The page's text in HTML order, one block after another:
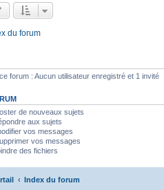
du forum
forum : Aucun utilisateur enregistré et 1 invité
de nouveaux sujets
aux sujets
vos messages
vos messages
des fichiers
Index du forum